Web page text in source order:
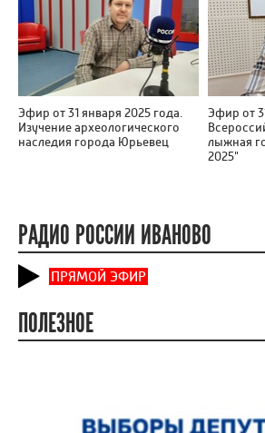
Эфир от 31 января 2025 года.
Изучение археологического
наследия города Юрьевец
Эфир от
лыжная
2025"
РАДИО РОССИИ ИВАНОВО
ПРЯМОЙ ЭФИР
ПОЛЕЗНОЕ